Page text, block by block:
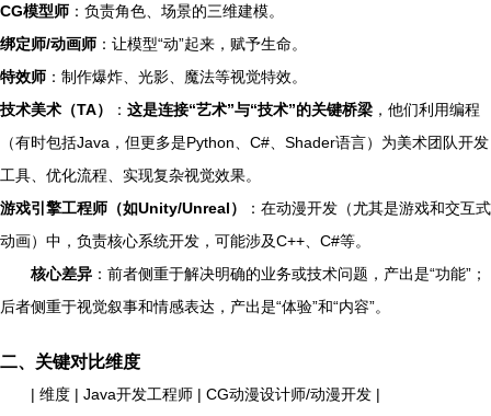
CG模型师 ：负责角色、场景的三维建模。
绑定师/动画师 ：让模型“动”起来，赋予生命。
特效师 ：制作爆炸、光影、魔法等视觉特效。
技术美术（TA）
： 这是连接“艺术”与“技术”的关键桥梁 ，他们利用编程
（有时包括Java，但更多是Python、C#、Shader语言）为美术团队开发
工具、优化流程、实现复杂视觉效果。
游戏引擎工程师（如Unity/Unreal）
：在动漫开发（尤其是游戏和交互式
动画）中，负责核心系统开发，可能涉及C++、C#等。
核心差异 ：前者侧重于解决明确的业务或技术问题，产出是“功能”；
后者侧重于视觉叙事和情感表达，产出是“体验”和“内容”。
二、关键对比维度
| 维度 | Java开发工程师 | CG动漫设计师/动漫开发 |